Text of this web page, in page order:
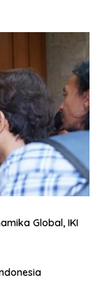
Global, IKI